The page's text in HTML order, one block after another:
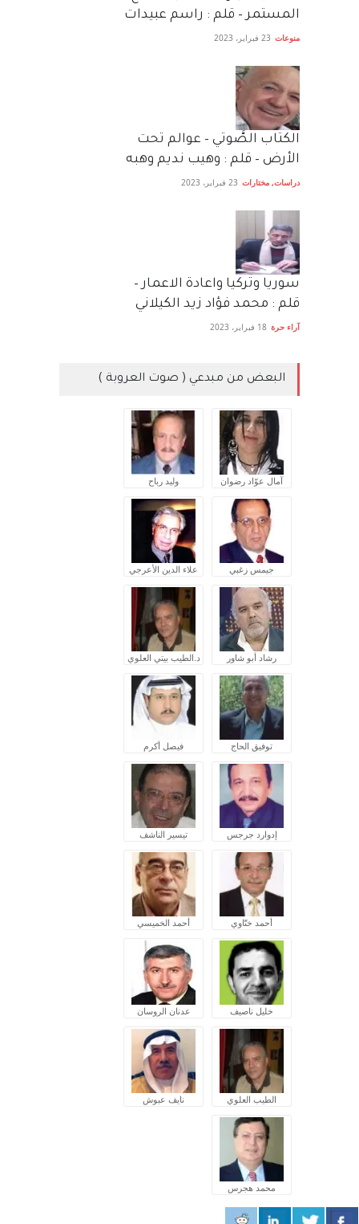
المستمر – قلم : راسم عبيدات
منوعات 23 فبراير، 2023
الكتاب الصَّوتي – عوالم تحت
الأرض – قلم : وهيب نديم وهبه
دراسات, مختارات 23 فبراير، 2023
سوريا وتركيا واعادة الاعمار –
قلم : محمد فؤاد زيد الكيلاني
آراء حرة 18 فبراير، 2023
البعض من مبدعي ( صوت العروبة )
آمال عوّاد رضوان وليد رباح
جيمس زغبي علاء الدين الأعرجي
رشاد أبو شاور د.الطيب بيتي العلوي
توفيق الحاج فيصل أكرم
إدوارد جرجس تيسير الناشف
أحمد ختّاوي أحمد الخميسي
خليل ناصيف عدنان الروسان
الطيب العلوي نايف عبوش
محمد هجرس